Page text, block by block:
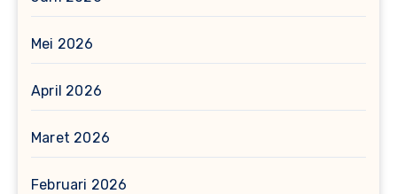
Mei 2026
April 2026
Maret 2026
Februari 2026